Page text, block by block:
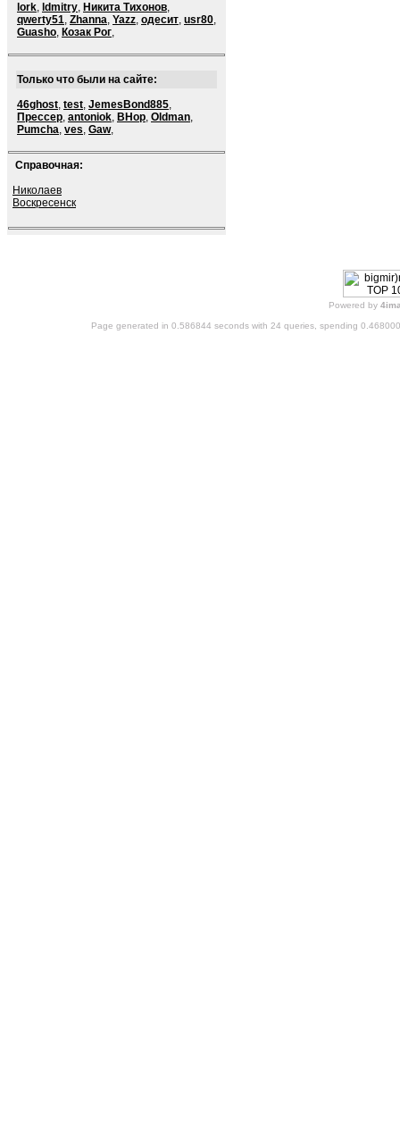
lork, ldmitry, Никита Тихонов,
qwerty51, Zhanna, Yazz, одесит, usr80,
Guasho, Козак Рог,
Только что были на сайте:
46ghost, test, JemesBond885,
Прессер, antoniok, BHop, Oldman,
Pumcha, ves, Gaw,
Справочная:
Николаев
Воскресенск
Powered by
Page generated in 0.586844 seconds with 24 queries, spending